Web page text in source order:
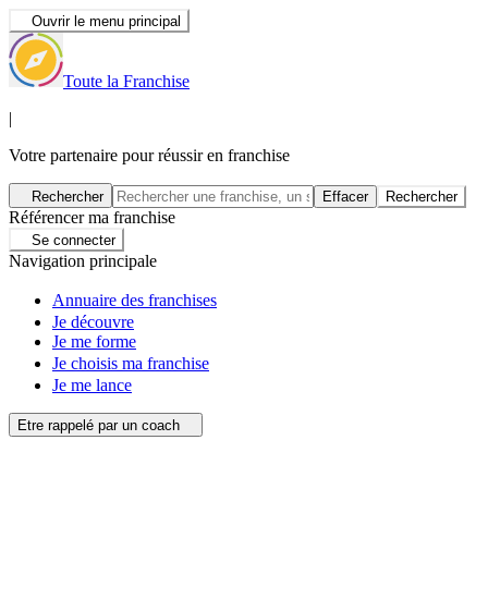
Ouvrir le menu principal
Toute la Franchise
|
Votre partenaire pour réussir en franchise
Rechercher Effacer Rechercher
Référencer ma franchise
Se connecter
Navigation principale
Annuaire des franchises
Je découvre
Je me forme
Je choisis ma franchise
Je me lance
Etre rappelé par un coach